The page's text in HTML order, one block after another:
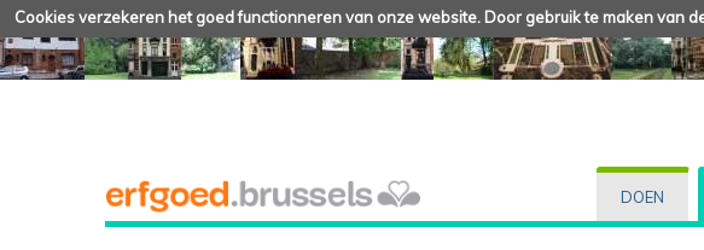
Cookies verzekeren het goed functionneren van onze website. Door gebruik te maken van
DOEN